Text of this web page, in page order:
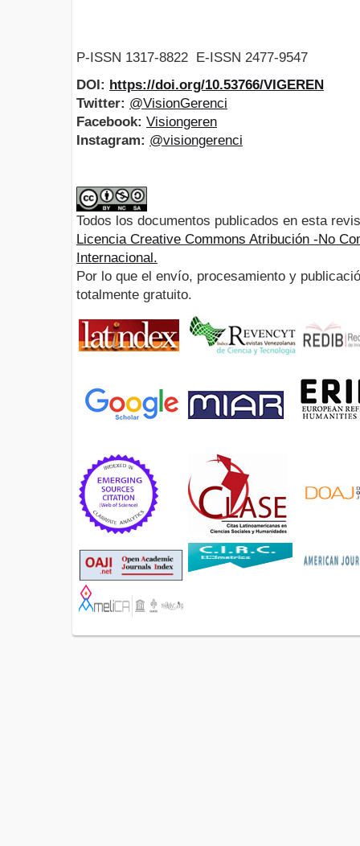
P-ISSN 1317-8822 E-ISSN 2477-9547
DOI: https://doi.org/10.53766/VIGEREN
Twitter: @VisionGerenci
Facebook: Visiongeren
Instagram: @visiongerenci
Todos los documentos publicados en esta
Licencia Creative Commons Atribución -No
Internacional.
Por lo que el envío, procesamiento y
totalmente gratuito.